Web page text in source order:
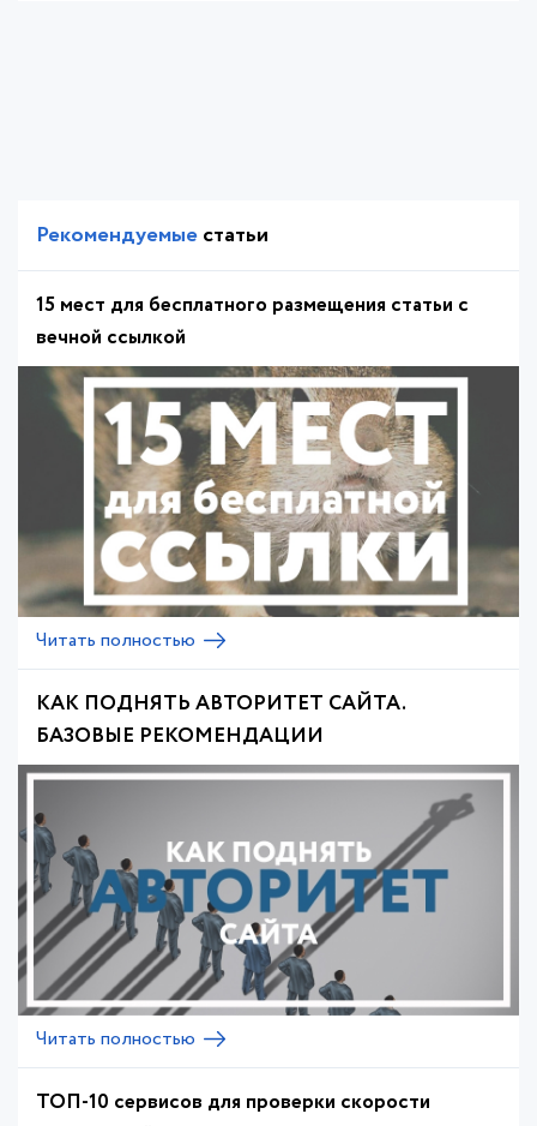
Рекомендуемыестатьи
15 мест для бесплатного размещения статьи с
вечной ссылкой
Читать полностью
КАК ПОДНЯТЬ АВТОРИТЕТ САЙТА.
БАЗОВЫЕ РЕКОМЕНДАЦИИ
Читать полностью
ТОП-10 сервисов для проверки скорости